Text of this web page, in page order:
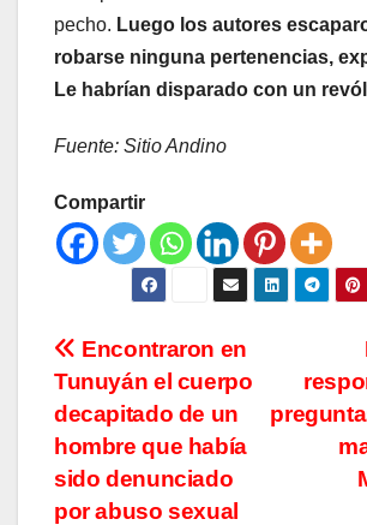
pecho. Luego los autores
robarse ninguna pertenencias,
Le habrían disparado con un
Fuente: Sitio Andino
Compartir
Navegación
de
entradas
Encontraron en
Tunuyán el cuerpo
decapitado de un
hombre que había
sido denunciado
por abuso sexual